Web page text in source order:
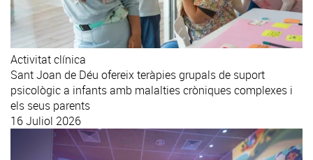
Activitat clínica
Sant Joan de Déu ofereix teràpies grupals de suport
psicològic a infants amb malalties cròniques complexes i
els seus parents
16 Juliol 2026